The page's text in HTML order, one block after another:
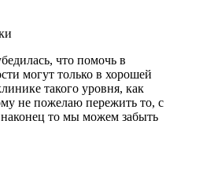
что помочь в
могут только в хорошей
такого уровня, как
не пожелаю пережить то, с
то мы можем забыть